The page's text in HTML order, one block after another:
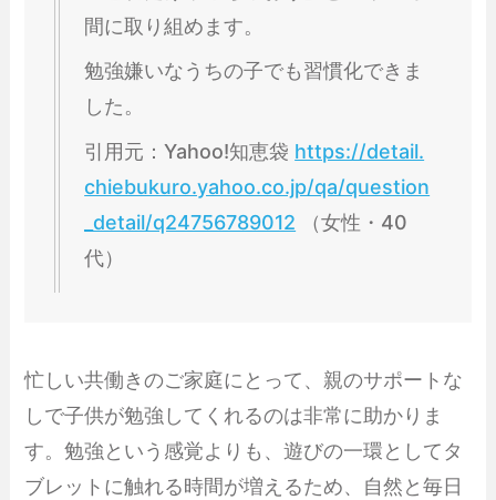
間に取り組めます。
勉強嫌いなうちの子でも習慣化できま
した。
引用元：Yahoo!知恵袋 https://detail.
chiebukuro.yahoo.co.jp/qa/question
_detail/q24756789012 （女性・40
代）
忙しい共働きのご家庭にとって、親のサポートな
しで子供が勉強してくれるのは非常に助かりま
す。勉強という感覚よりも、遊びの一環としてタ
ブレットに触れる時間が増えるため、自然と毎日